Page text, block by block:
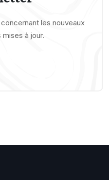
les nouveaux
à jour.